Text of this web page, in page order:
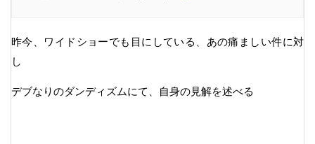
昨今、ワイドショーでも目にしている、あの痛ましい件に対
し
デブなりのダンディズムにて、自身の見解を述べる